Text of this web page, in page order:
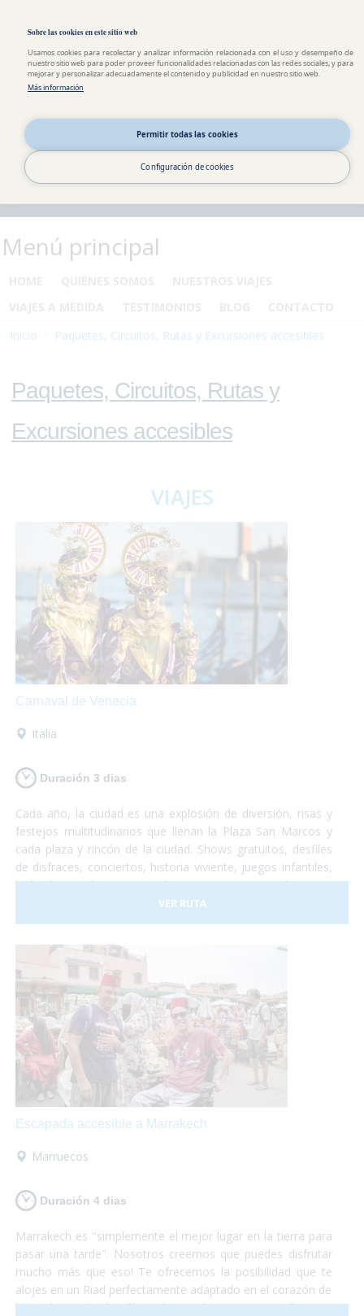
Sobre las cookies en este sitio web
Usamos cookies para recolectar y analizar información relacionada con el uso y desempeño de
nuestro sitio web para poder proveer funcionalidades relacionadas con las redes sociales, y para
mejorar y personalizar adecuadamente el contenido y publicidad en nuestro sitio web.
Más información
Permitir todas las cookies
Configuración de cookies
Menú principal
Inicio
Paquetes, Circuitos, Rutas y Excursiones accesibles
Paquetes, Circuitos, Rutas y
Excursiones accesibles
VIAJES
Carnaval de Venecia
Italia
Duración 3 dias
Cada año, la ciudad es una explosión de diversión, risas y
festejos multitudinarios que llenan la Plaza San Marcos y
cada plaza y rincón de la ciudad. Shows gratuitos, desfiles
de disfraces, conciertos, historia viviente, juegos infantiles,
bailes hasta el amanecer, degustaciones gastronómicas e
infinidad de otras emociones sensoriales que no te dejarán
indiferente. Paseos por los canales, un recorrido en
visitar cada rincón de la ciudad, te lo habías imaginado?
¡Esto es el Carnaval! Una increíble experiencia que todos
deberían probar! Vamos?
VER RUTA
Escapada accesible a Marrakech
Marruecos
Duración 4 dias
Marrakech es "simplemente el mejor lugar en la tierra para
pasar una tarde". Nosotros creemos que puedes disfrutar
mucho más que eso! Te ofrecemos la posibilidad que te
alojes en un Riad perfectamente adaptado en el corazón de
la Medina y desde allí puedas perderte por sus callejones.